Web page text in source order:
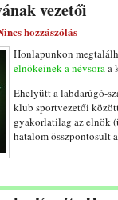
vezetői
hozzászólás
Honlapunkon
elnökeinek a névsoraa
Ehelyütt a labdarúgó-
klub sportvezetői
gyakorlatilag az elnök
hatalom összpontosult